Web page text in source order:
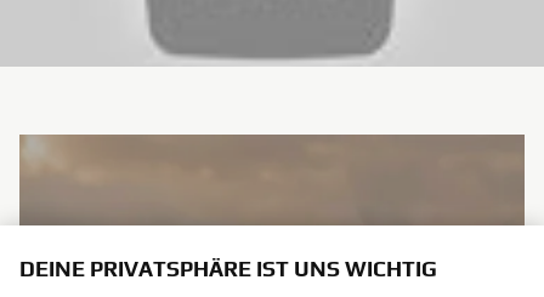
DEINE PRIVATSPHÄRE IST UNS WICHTIG